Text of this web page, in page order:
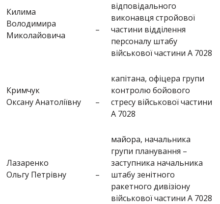
Килима
Володимира
Миколайовича
–
відповідального
виконавця стройової
частини відділення
персоналу штабу
військової частини А 7028
Кримчук
Оксану Анатоліївну
–
капітана, офіцера групи
контролю бойового
стресу військової частини
А 7028
Лазаренко
Ольгу Петрівну
–
майора, начальника
групи планування –
заступника начальника
штабу зенітного
ракетного дивізіону
військової частини А 7028